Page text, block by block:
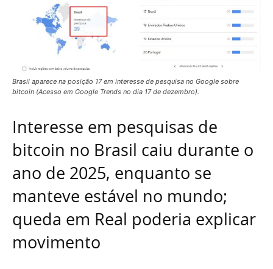
Brasil aparece na posição 17 em interesse de pesquisa no Google sobre
bitcoin (Acesso em Google Trends no dia 17 de dezembro).
Interesse em pesquisas de
bitcoin no Brasil caiu durante o
ano de 2025, enquanto se
manteve estável no mundo;
queda em Real poderia explicar
movimento